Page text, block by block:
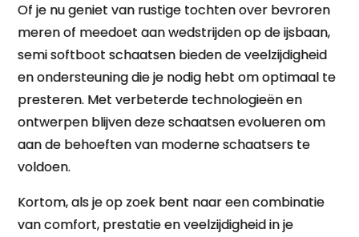
Of je nu geniet van rustige tochten over bevroren
meren of meedoet aan wedstrijden op de ijsbaan,
semi softboot schaatsen bieden de veelzijdigheid
en ondersteuning die je nodig hebt om optimaal te
presteren. Met verbeterde technologieën en
ontwerpen blijven deze schaatsen evolueren om
aan de behoeften van moderne schaatsers te
voldoen.
Kortom, als je op zoek bent naar een combinatie
van comfort, prestatie en veelzijdigheid in je